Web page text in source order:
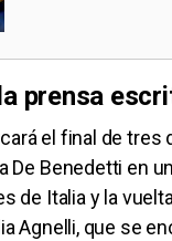
prensa
el final de tres
De Benedetti en
de Italia y la
Agnelli, que se